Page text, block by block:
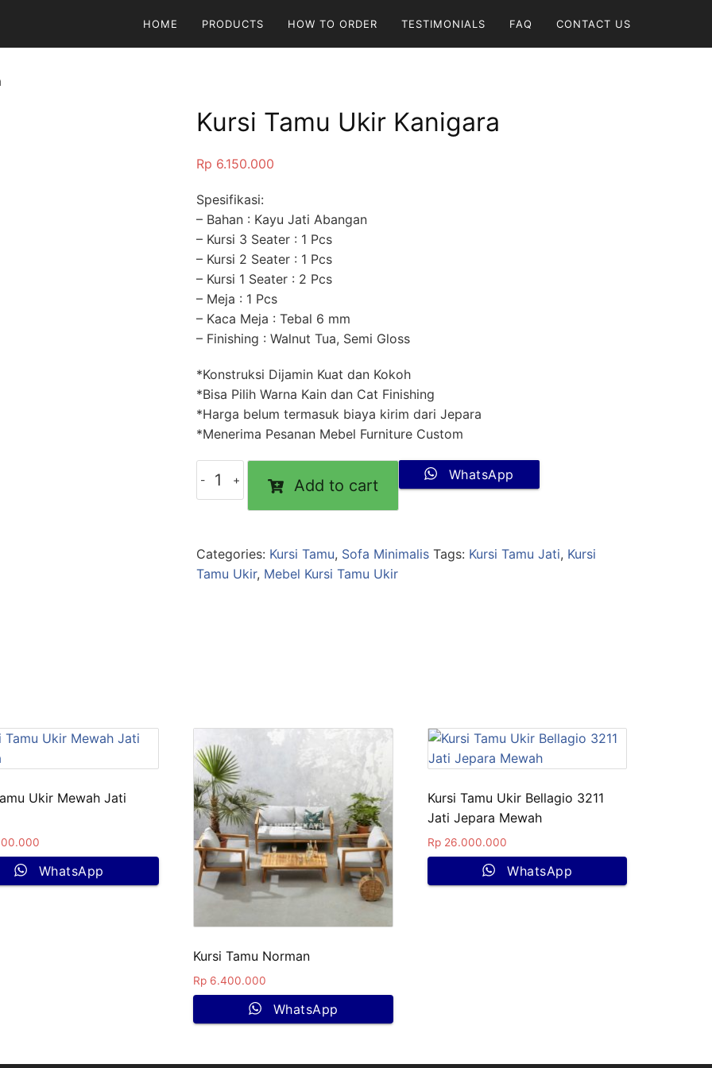
HOME PRODUCTS HOW TO ORDER TESTIMONIALS FAQ CONTACT US
Kursi Tamu Ukir Kanigara
Rp 6.150.000
Spesifikasi:
– Bahan : Kayu Jati Abangan
– Kursi 3 Seater : 1 Pcs
– Kursi 2 Seater : 1 Pcs
– Kursi 1 Seater : 2 Pcs
– Meja : 1 Pcs
– Kaca Meja : Tebal 6 mm
– Finishing : Walnut Tua, Semi Gloss
*Konstruksi Dijamin Kuat dan Kokoh
*Bisa Pilih Warna Kain dan Cat Finishing
*Harga belum termasuk biaya kirim dari Jepara
*Menerima Pesanan Mebel Furniture Custom
Add to cart
WhatsApp
Categories: Kursi Tamu, Sofa Minimalis Tags: Kursi Tamu Jati, Kursi
Tamu Ukir, Mebel Kursi Tamu Ukir
Ukir Mewah Jati
WhatsApp
Kursi Tamu Norman
Rp 6.400.000
WhatsApp
Kursi Tamu Ukir Bellagio 3211
Jati Jepara Mewah
Rp 26.000.000
WhatsApp